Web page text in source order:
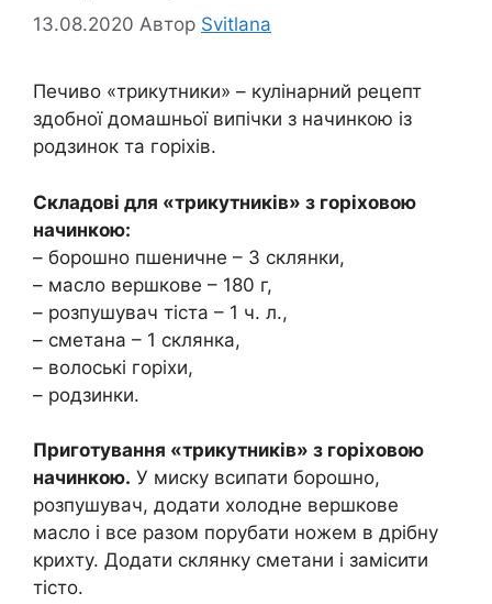
13.08.2020 Автор Svitlana
Печиво «трикутники» – кулінарний рецепт
здобної домашньої випічки з начинкою із
родзинок та горіхів.
Складові для «трикутників» з горіховою
начинкою:
– борошно пшеничне – 3 склянки,
– масло вершкове – 180 г,
– розпушувач тіста – 1 ч. л.,
– сметана – 1 склянка,
– волоські горіхи,
– родзинки.
Приготування «трикутників» з горіховою
начинкою. У миску всипати борошно,
розпушувач, додати холодне вершкове
масло і все разом порубати ножем в дрібну
крихту. Додати склянку сметани і замісити
тісто.